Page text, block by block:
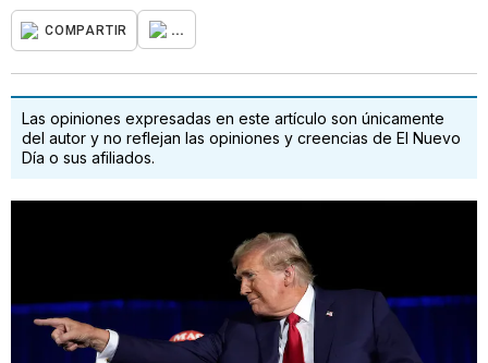
COMPARTIR ...
Las opiniones expresadas en este artículo son únicamente
del autor y no reflejan las opiniones y creencias de El Nuevo
Día o sus afiliados.